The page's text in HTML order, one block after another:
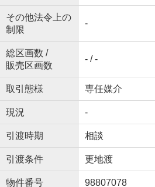
その他法令上の
制限
-
総区画数 /
販売区画数
- / -
取引態様 専任媒介
現況 -
引渡時期 相談
引渡条件 更地渡
物件番号 98807078